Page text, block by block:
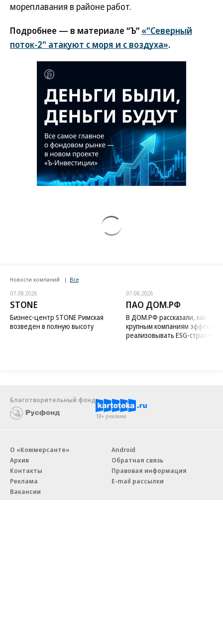
мореплавания в районе работ.
Подробнее — в материале “Ъ” «"Северный
поток-2" атакуют с моря и с воздуха».
Новости компаний Все
07.08.2026
STONE
Бизнес-центр STONE Римская
возведен в полную высоту
07.08.2026
ПАО ДОМ.РФ
В ДОМ.РФ рассказали, как
крупным компаниям
реализовывать ESG-стратегию
Благотворительный фонд
18+ реклама
О «Коммерсанте»
Архив
Контакты
Реклама
Вакансии
Android
Обратная связь
Правовая информация
E-mail рассылки